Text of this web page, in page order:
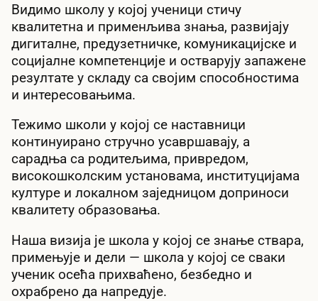
Видимо школу у којој ученици стичу
квалитетна и применљива знања, развијају
дигиталне, предузетничке, комуникацијске и
социјалне компетенције и остварују запажене
резултате у складу са својим способностима
и интересовањима.
Тежимо школи у којој се наставници
континуирано стручно усавршавају, а
сарадња са родитељима, привредом,
високошколским установама, институцијама
културе и локалном заједницом доприноси
квалитету образовања.
Наша визија је школа у којој се знање ствара,
примењује и дели — школа у којој се сваки
ученик осећа прихваћено, безбедно и
охрабрено да напредује.